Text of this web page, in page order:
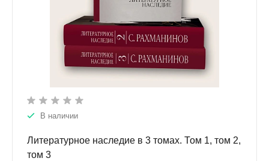
В наличии
Литературное наследие в 3 томах. Том 1, том 2,
том 3